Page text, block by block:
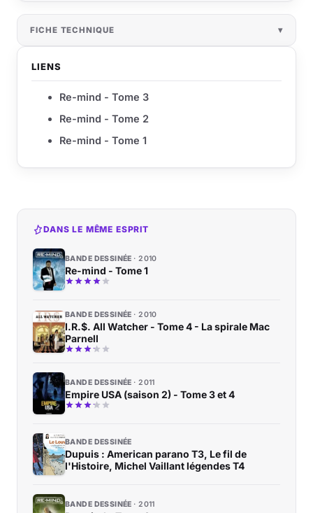
FICHE TECHNIQUE
LIENS
Re-mind - Tome 3
Re-mind - Tome 2
Re-mind - Tome 1
DANS LE MÊME ESPRIT
BANDE DESSINÉE 2010
Re-mind - Tome 1
BANDE DESSINÉE 2010
I.R.$. All Watcher - Tome 4 - La spirale Mac
Parnell
BANDE DESSINÉE 2011
Empire USA (saison 2) - Tome 3 et 4
BANDE DESSINÉE
Dupuis : American parano T3, Le fil de
l'Histoire, Michel Vaillant légendes T4
BANDE DESSINÉE 2011